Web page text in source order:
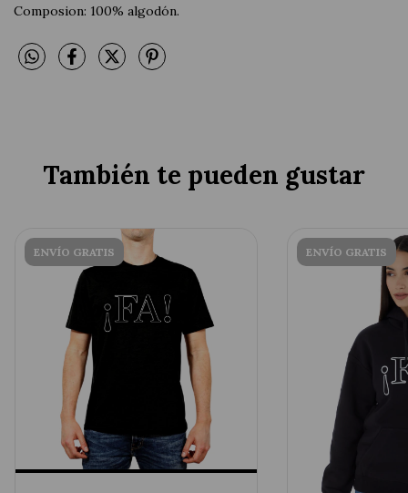
Composion: 100% algodón.
También te pueden gustar
ENVÍO GRATIS ENVÍO GRATIS